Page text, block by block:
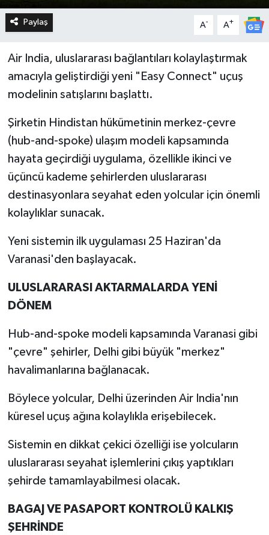
Paylaş A- A+
Air India, uluslararası bağlantıları kolaylaştırmak
amacıyla geliştirdiği yeni "Easy Connect" uçuş
modelinin satışlarını başlattı.
Şirketin Hindistan hükümetinin merkez-çevre
(hub-and-spoke) ulaşım modeli kapsamında
hayata geçirdiği uygulama, özellikle ikinci ve
üçüncü kademe şehirlerden uluslararası
destinasyonlara seyahat eden yolcular için önemli
kolaylıklar sunacak.
Yeni sistemin ilk uygulaması 25 Haziran'da
Varanasi'den başlayacak.
ULUSLARARASI AKTARMALARDA YENİ
DÖNEM
Hub-and-spoke modeli kapsamında Varanasi gibi
"çevre" şehirler, Delhi gibi büyük "merkez"
havalimanlarına bağlanacak.
Böylece yolcular, Delhi üzerinden Air India'nın
küresel uçuş ağına kolaylıkla erişebilecek.
Sistemin en dikkat çekici özelliği ise yolcuların
uluslararası seyahat işlemlerini çıkış yaptıkları
şehirde tamamlayabilmesi olacak.
BAGAJ VE PASAPORT KONTROLÜ KALKIŞ
ŞEHRİNDE